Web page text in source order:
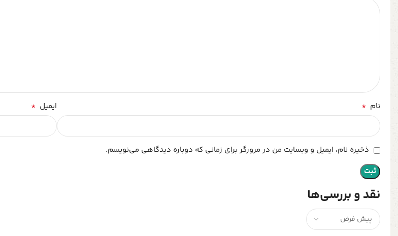
نقد و بررسی‌ها
نام * ایمیل *
ذخیره نام، ایمیل و وبسایت من در مرورگر برای زمانی که دوباره دیدگاهی می‌نویسم.